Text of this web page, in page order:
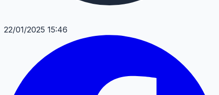
22/01/2025 15:46